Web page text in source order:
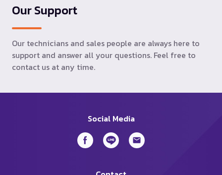
Our Support
Our technicians and sales people are always here to
support and answer all your questions. Feel free to
contact us at any time.
Social Media